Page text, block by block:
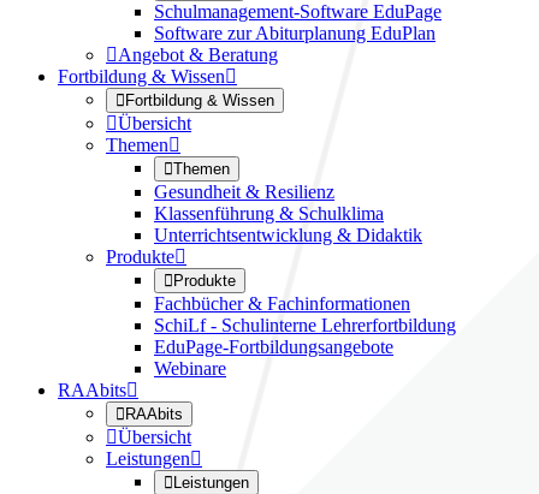
Schulmanagement-Software EduPage
Software zur Abiturplanung EduPlan
Angebot & Beratung
Fortbildung & Wissen
 Fortbildung & Wissen
Übersicht
Themen
Themen
Gesundheit & Resilienz
Klassenführung & Schulklima
Unterrichtsentwicklung & Didaktik
Produkte
 Produkte
Fachbücher & Fachinformationen
SchiLf - Schulinterne Lehrerfortbildung
EduPage-Fortbildungsangebote
Webinare
RAAbits
 RAAbits
Übersicht
Leistungen
 Leistungen